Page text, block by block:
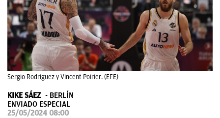
FEMENINO
PAPARAZZI
OKDIARIO
Sergio Rodríguez y Vincent Poirier. (EFE)
KIKE SÁEZ
BERLÍN
ENVIADO ESPECIAL
25/05/2024 08:00